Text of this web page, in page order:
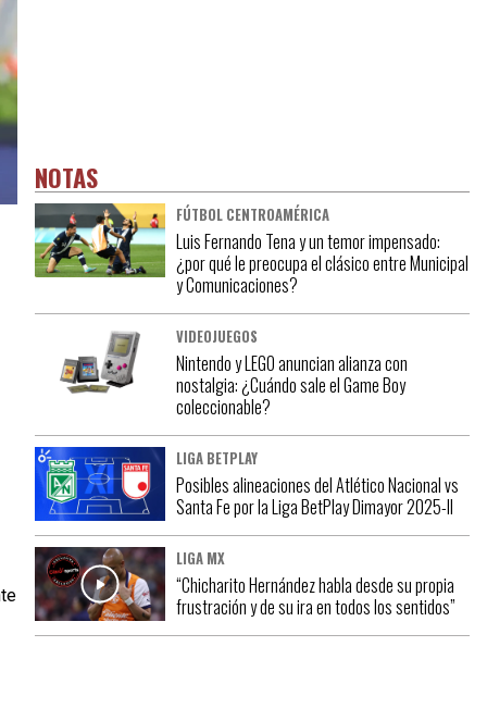
NOTAS
FÚTBOL CENTROAMÉRICA
Luis Fernando Tena y un temor impensado:
¿por qué le preocupa el clásico entre Municipal
y Comunicaciones?
VIDEOJUEGOS
Nintendo y LEGO anuncian alianza con
nostalgia: ¿Cuándo sale el Game Boy
coleccionable?
LIGA BETPLAY
Posibles alineaciones del Atlético Nacional vs
Santa Fe por la Liga BetPlay Dimayor 2025-II
LIGA MX
“Chicharito Hernández habla desde su propia
frustración y de su ira en todos los sentidos”